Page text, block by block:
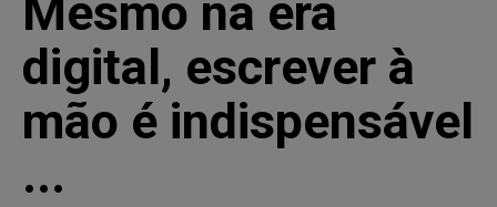
Mesmo na era
digital, escrever à
mão é indispensável
...